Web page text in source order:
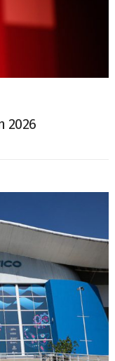
2026